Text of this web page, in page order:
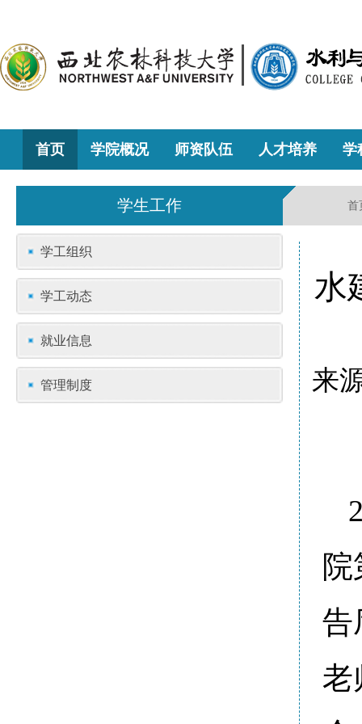
首页 学院概况 师资队伍 人才培养 学
学生工作 首
学工组织
学工动态
就业信息
管理制度
水
来
告
老